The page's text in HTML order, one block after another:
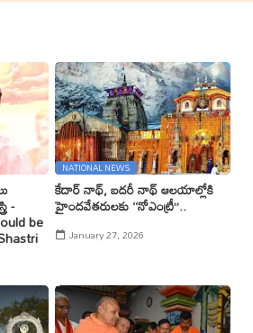
-
be
NATIONAL NEWS
కేదార్ నాథ్, బదరీ నాథ్ ఆలయాల్లోకి
హైందవేతరులకు ‘‘నోఎంట్రీ’’..
January 27, 2026